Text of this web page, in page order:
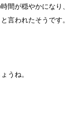
間が穏やかになり、
言われたそうです。
うね。